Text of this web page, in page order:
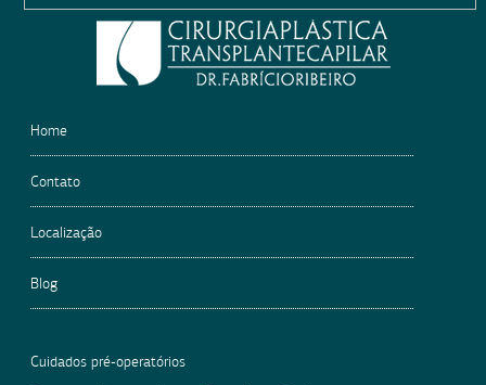
Home
Contato
Localização
Blog
Cuidados pré-operatórios